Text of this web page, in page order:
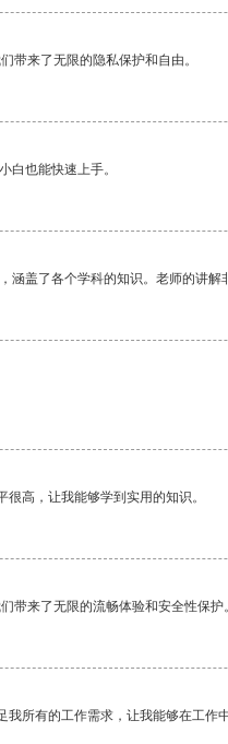
带来了无限的隐私保护和自由。
白也能快速上手。
涵盖了各个学科的知识。老师的讲解
高，让我能够学到实用的知识。
带来了无限的流畅体验和安全性保护。
所有的工作需求，让我能够在工作